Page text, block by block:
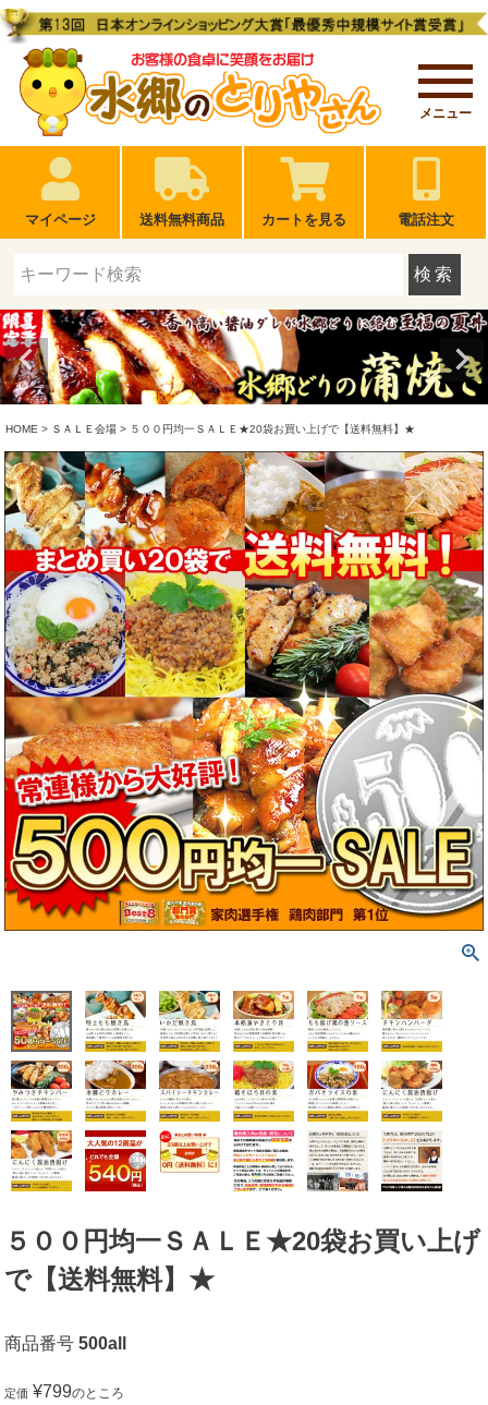
メニュー
マイページ 送料無料商品 カートを見る 電話注文
検索
HOME ＳＡＬＥ会場 ５００円均一ＳＡＬＥ★20袋お買い上げで【送料無料】★
５００円均一ＳＡＬＥ★20袋お買い上げ
で【送料無料】★
商品番号 500all
定価 ¥799のところ